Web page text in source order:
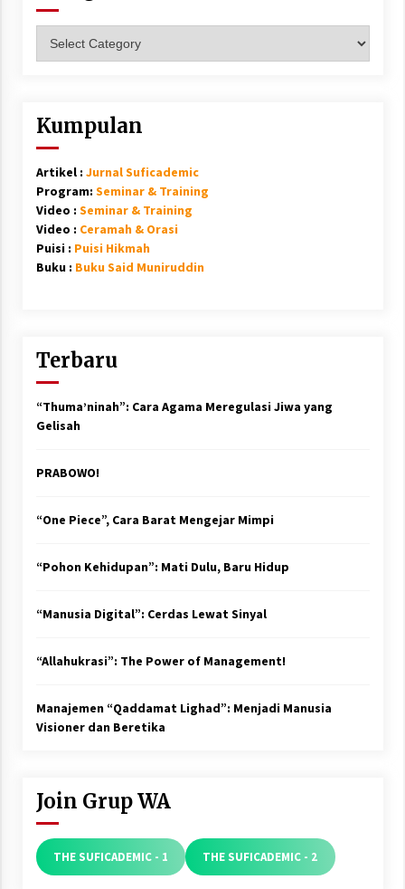
Kumpulan
Artikel : Jurnal Suficademic
Program: Seminar & Training
Video : Seminar & Training
Video : Ceramah & Orasi
Puisi : Puisi Hikmah
Buku : Buku Said Muniruddin
Terbaru
“Thuma’ninah”: Cara Agama Meregulasi Jiwa yang
Gelisah
PRABOWO!
“One Piece”, Cara Barat Mengejar Mimpi
“Pohon Kehidupan”: Mati Dulu, Baru Hidup
“Manusia Digital”: Cerdas Lewat Sinyal
“Allahukrasi”: The Power of Management!
Manajemen “Qaddamat Lighad”: Menjadi Manusia
Visioner dan Beretika
Join Grup WA
THE SUFICADEMIC - 1 THE SUFICADEMIC - 2